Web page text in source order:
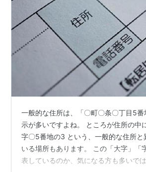
一般的な住所は、「〇町〇条〇丁目5
示が多いですよね。 ところが住所の中
字〇5番地の3 という、一般的な住所と
いる場所もあります。 この「大字」「
表しているのか、気になる方も多いで